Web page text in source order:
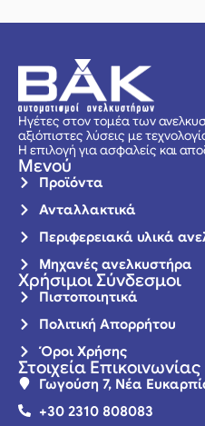
Ηγέτες στον τομέα των
αξιόπιστες λύσεις με
Η επιλογή για ασφαλείς και
Μενού
Προϊόντα
Ανταλλακτικά
Περιφερειακά υλικά
Μηχανές ανελκυστήρα
Χρήσιμοι Σύνδεσμοι
Πιστοποιητικά
Πολιτική Απορρήτου
Όροι Χρήσης
Στοιχεία Επικοινωνίας
Γωγούση 7, Νέα
+30 2310 808083